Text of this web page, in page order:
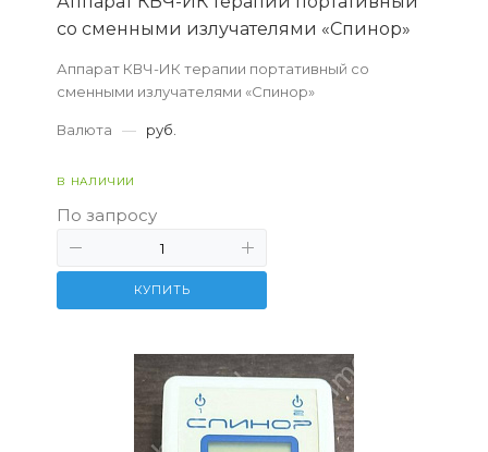
со сменными излучателями «Спинор»
Аппарат КВЧ-ИК терапии портативный со
сменными излучателями «Спинор»
Валюта — руб.
В НАЛИЧИИ
По запросу
КУПИТЬ